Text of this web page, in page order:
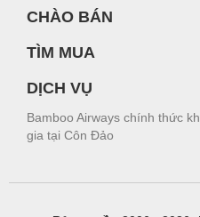
CHÀO BÁN
TÌM MUA
DỊCH VỤ
Bamboo Airways chính thức
gia tại Côn Đảo